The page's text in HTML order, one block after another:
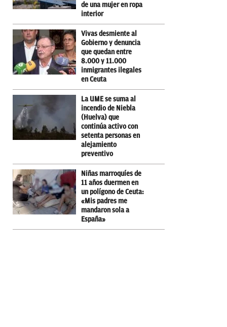
de una mujer en ropa
interior
Vivas desmiente al
Gobierno y denuncia
que quedan entre
8.000 y 11.000
inmigrantes ilegales
en Ceuta
La UME se suma al
incendio de Niebla
(Huelva) que
continúa activo con
setenta personas en
alejamiento
preventivo
Niñas marroquíes de
11 años duermen en
un polígono de Ceuta:
«Mis padres me
mandaron sola a
España»